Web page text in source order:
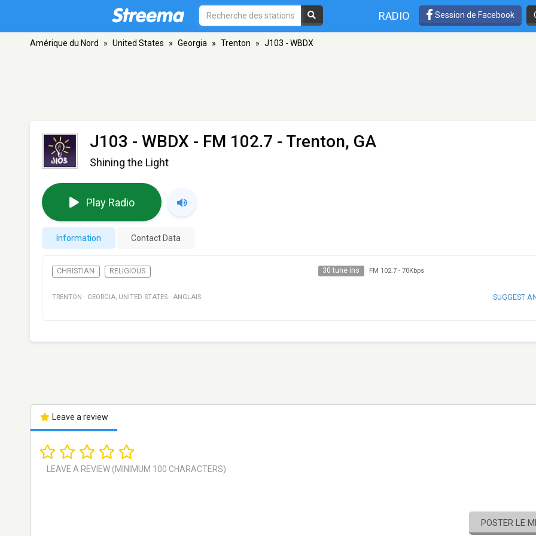
RADIO Session de Facebook
Amérique du Nord » United States » Georgia » Trenton » J103 - WBDX
J103 - WBDX - FM 102.7 - Trenton, GA
Shining the Light
Play Radio
Information Contact Data
CHRISTIAN RELIGIOUS 30 tune ins FM 102.7- 70Kbps
TRENTON · GEORGIA, UNITED STATES · ANGLAIS SUGGEST
Leave a review
POSTER LE